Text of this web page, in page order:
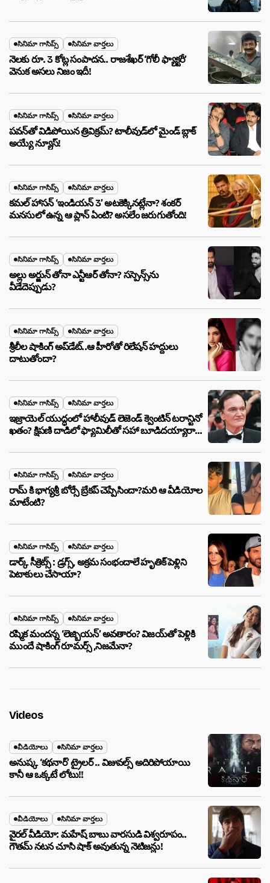
సినిమా గాసిప్స్ సినిమా వార్తలు
నెలకు రూ. 3 కోట్ల సంపాదన.. రాజశేఖర్ ‘గోలీ ఫ్యాక్టరీ’
వెనుక అసలు నిజం ఇదీ!
సినిమా గాసిప్స్ సినిమా వార్తలు
పవన్‌తో విడిపోయిన త్రివిక్రమ్? టాలీవుడ్‌లో మైండ్ బ్లాక్
అయ్యే న్యూస్!
సినిమా గాసిప్స్ సినిమా వార్తలు
కమల్ హాసన్ ‘ఇండియన్ 3’ అటకెక్కినట్లేనా? శంకర్
మనసులో ఉన్న ఆ ప్లాన్ ఏంటి? అసలేం జరుగుతోంది!
సినిమా గాసిప్స్ సినిమా వార్తలు
అల్లు అర్జున్ తోనా ఎన్టీఆర్ తోనా? సస్పెన్స్‌ను
వీడేదెప్పుడు?
సినిమా గాసిప్స్ సినిమా వార్తలు
శ్రీలీల షాకింగ్ అప్‌డేట్..ఆ హీరోతో రిలేషన్ హద్దులు
దాటుతోందా?
సినిమా గాసిప్స్ సినిమా వార్తలు
ఇజ్రాయెల్ యుద్ధంలో హాలీవుడ్ లెజెండ్ క్వెంటిన్ టరాన్టినో
ఖతం? క్షిపణి దాడిలో ఫ్యామిలీతో సహా బూడిదయ్యారా?
సినిమా గాసిప్స్ సినిమా వార్తలు
రామ్ కి భాగ్యశ్రీ బోర్సే బ్రేకప్ చెప్పేసిందా?మరి ఆ వీడియోల
మాటేంటి?
సినిమా గాసిప్స్ సినిమా వార్తలు
డార్క్ సీక్రెట్స్ : డ్రగ్స్, అక్రమ సంభందాలే హృతిక్ పెళ్లిని
పెటాకులు చేసాయా?
సినిమా గాసిప్స్ సినిమా వార్తలు
రష్మిక మందన్న ‘లెజ్బియన్’ అవతారం? విజయ్‌తో పెళ్లికి
ముందే షాకింగ్ రూమర్స్ ,నిజమేనా?
Videos
వీడియోలు సినిమా వార్తలు
అనుష్క ‘కథనార్’ ట్రైలర్ .. విజువల్స్ అదిరిపోయాయి
కానీ ఆ ఒక్కటే లోటు!!
వీడియోలు సినిమా వార్తలు
వైరల్ వీడియో: మహేష్ బాబు వారసుడి విశ్వరూపం..
గౌతమ్ నటన చూసి షాక్ అవుతున్న నెటిజన్లు!